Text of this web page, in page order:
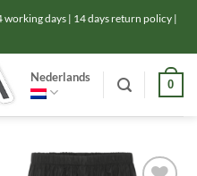
days | 14 days return policy |
Nederlands
0